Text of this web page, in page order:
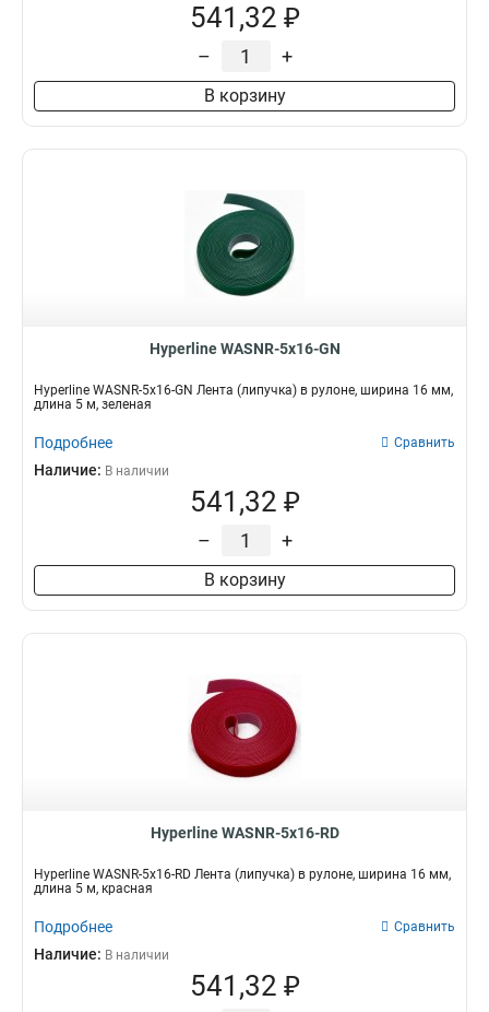
541,32 ₽
– +
В корзину
Hyperline WASNR-5x16-GN
Hyperline WASNR-5x16-GN Лента (липучка) в рулоне, ширина 16 мм,
длина 5 м, зеленая
Подробнее Сравнить
Наличие: В наличии
541,32 ₽
– +
В корзину
Hyperline WASNR-5x16-RD
Hyperline WASNR-5x16-RD Лента (липучка) в рулоне, ширина 16 мм,
длина 5 м, красная
Подробнее Сравнить
Наличие: В наличии
541,32 ₽